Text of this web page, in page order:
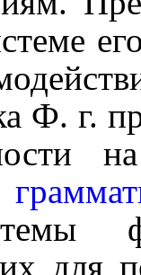
Ф. г.
для